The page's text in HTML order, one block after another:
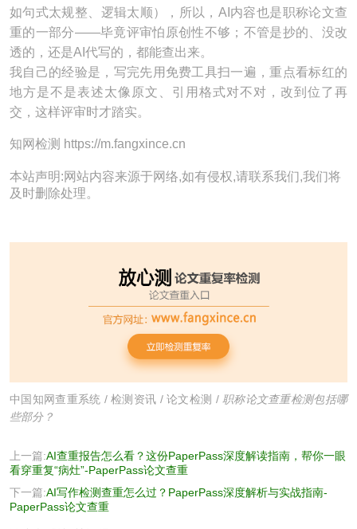
如句式太规整、逻辑太顺），所以，AI内容也是职称论文查
重的一部分——毕竟评审怕原创性不够；不管是抄的、没改
透的，还是AI代写的，都能查出来。
我自己的经验是，写完先用免费工具扫一遍，重点看标红的
地方是不是表述太像原文、引用格式对不对，改到位了再
交，这样评审时才踏实。
知网检测 https://m.fangxince.cn
本站声明:网站内容来源于网络,如有侵权,请联系我们,我们将
及时删除处理。
中国知网查重系统 /检测资讯 / 论文检测 / 职称论文查重检测包括哪
些部分？
上一篇:AI查重报告怎么看？这份PaperPass深度解读指南，帮你一眼
看穿重复“病灶”-PaperPass论文查重
下一篇:AI写作检测查重怎么过？PaperPass深度解析与实战指南-
PaperPass论文查重